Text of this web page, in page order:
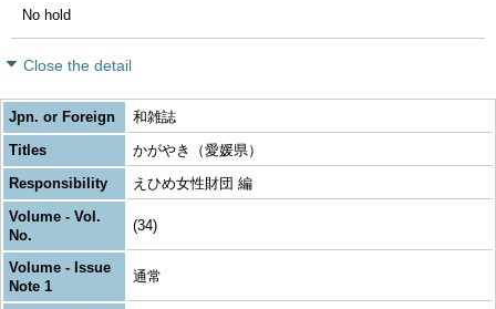
No hold
Close the detail
Jpn. or Foreign
和雑誌
Titles
かがやき（愛媛県）
Responsibility
えひめ女性財団 編
Volume - Vol.
No.
(34)
Volume - Issue
Note 1
通常